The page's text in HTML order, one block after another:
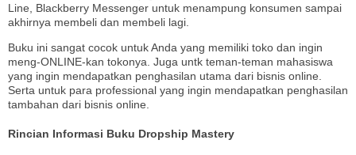
Line, Blackberry Messenger untuk menampung konsumen sampai
akhirnya membeli dan membeli lagi.
Buku ini sangat cocok untuk Anda yang memiliki toko dan ingin
meng-ONLINE-kan tokonya. Juga untk teman-teman mahasiswa
yang ingin mendapatkan penghasilan utama dari bisnis online.
Serta untuk para professional yang ingin mendapatkan penghasilan
tambahan dari bisnis online.
Rincian Informasi Buku Dropship Mastery